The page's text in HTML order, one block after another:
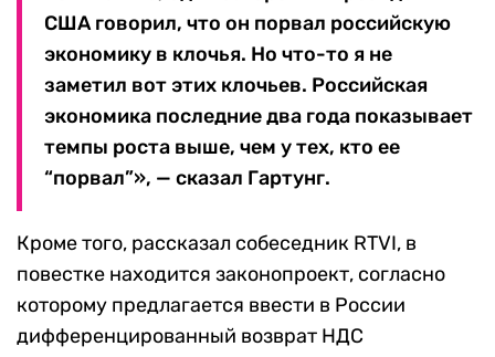
США говорил, что он порвал российскую
экономику в клочья. Но что-то я не
заметил вот этих клочьев. Российская
экономика последние два года показывает
темпы роста выше, чем у тех, кто ее
“порвал”», — сказал Гартунг.
Кроме того, рассказал собеседник RTVI, в
повестке находится законопроект, согласно
которому предлагается ввести в России
дифференцированный возврат НДС